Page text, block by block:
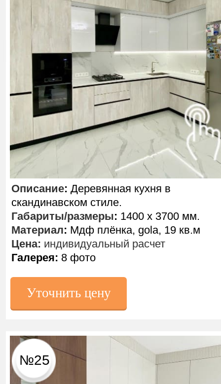
№25
Уточнить цену
Описание: Деревянная кухня в
скандинавском стиле.
Габариты/размеры: 1400 х 3700 мм.
Материал: Мдф плёнка, gola, 19 кв.м
Цена: индивидуальный расчет
Галерея: 8 фото